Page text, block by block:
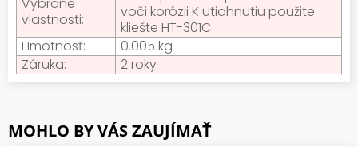
vlastnosti:
voči korózii K utiahnutiu použite
kliešte HT-301C
Hmotnosť:
0.005 kg
Záruka:
2 roky
MOHLO BY VÁS ZAUJÍMAŤ